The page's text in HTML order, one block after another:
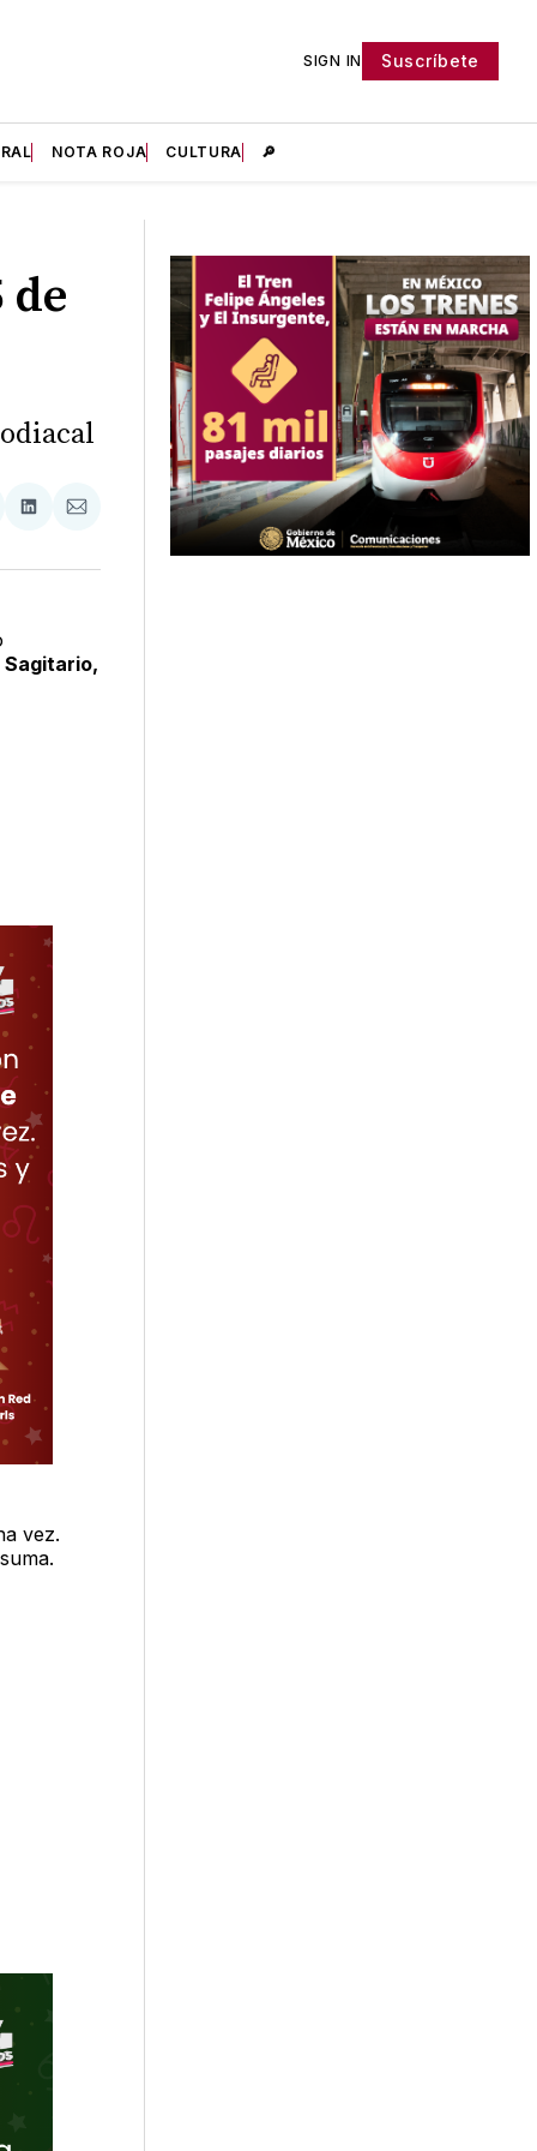
SIGN IN Suscríbete
NOTA ROJA CULTURA 🔎
de
Compartir
LinkedIn
Compartir
Email
Sagitario,
vez.